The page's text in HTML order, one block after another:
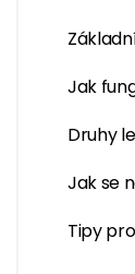
Jak
Druhy
Jak se
Tipy